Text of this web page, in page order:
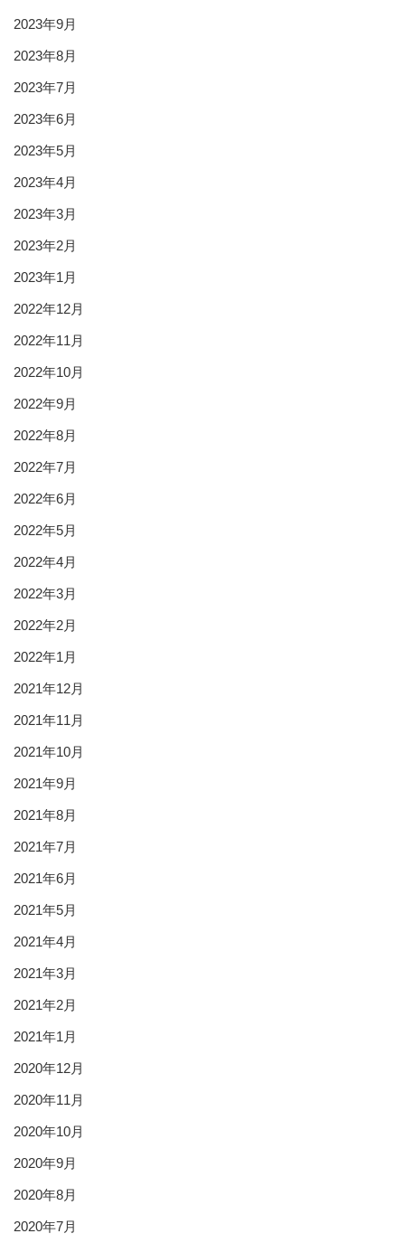
2023年9月
2023年8月
2023年7月
2023年6月
2023年5月
2023年4月
2023年3月
2023年2月
2023年1月
2022年12月
2022年11月
2022年10月
2022年9月
2022年8月
2022年7月
2022年6月
2022年5月
2022年4月
2022年3月
2022年2月
2022年1月
2021年12月
2021年11月
2021年10月
2021年9月
2021年8月
2021年7月
2021年6月
2021年5月
2021年4月
2021年3月
2021年2月
2021年1月
2020年12月
2020年11月
2020年10月
2020年9月
2020年8月
2020年7月